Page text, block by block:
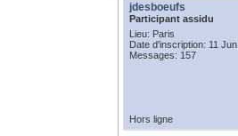
jdesboeufs
Participant assidu
Lieu: Paris
Date d'inscription: 11
Messages: 157
Hors ligne